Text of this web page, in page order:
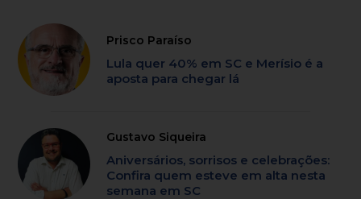
Prisco Paraíso
Lula quer 40% em SC e Merísio é a
aposta para chegar lá
Gustavo Siqueira
Aniversários, sorrisos e celebrações:
Confira quem esteve em alta nesta
semana em SC